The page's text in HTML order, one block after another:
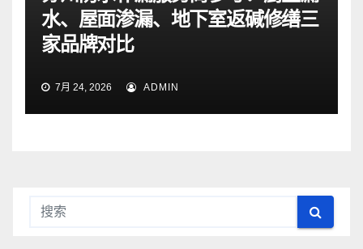
水、屋面渗漏、地下室返碱修缮三
家品牌对比
7月 24, 2026 ADMIN